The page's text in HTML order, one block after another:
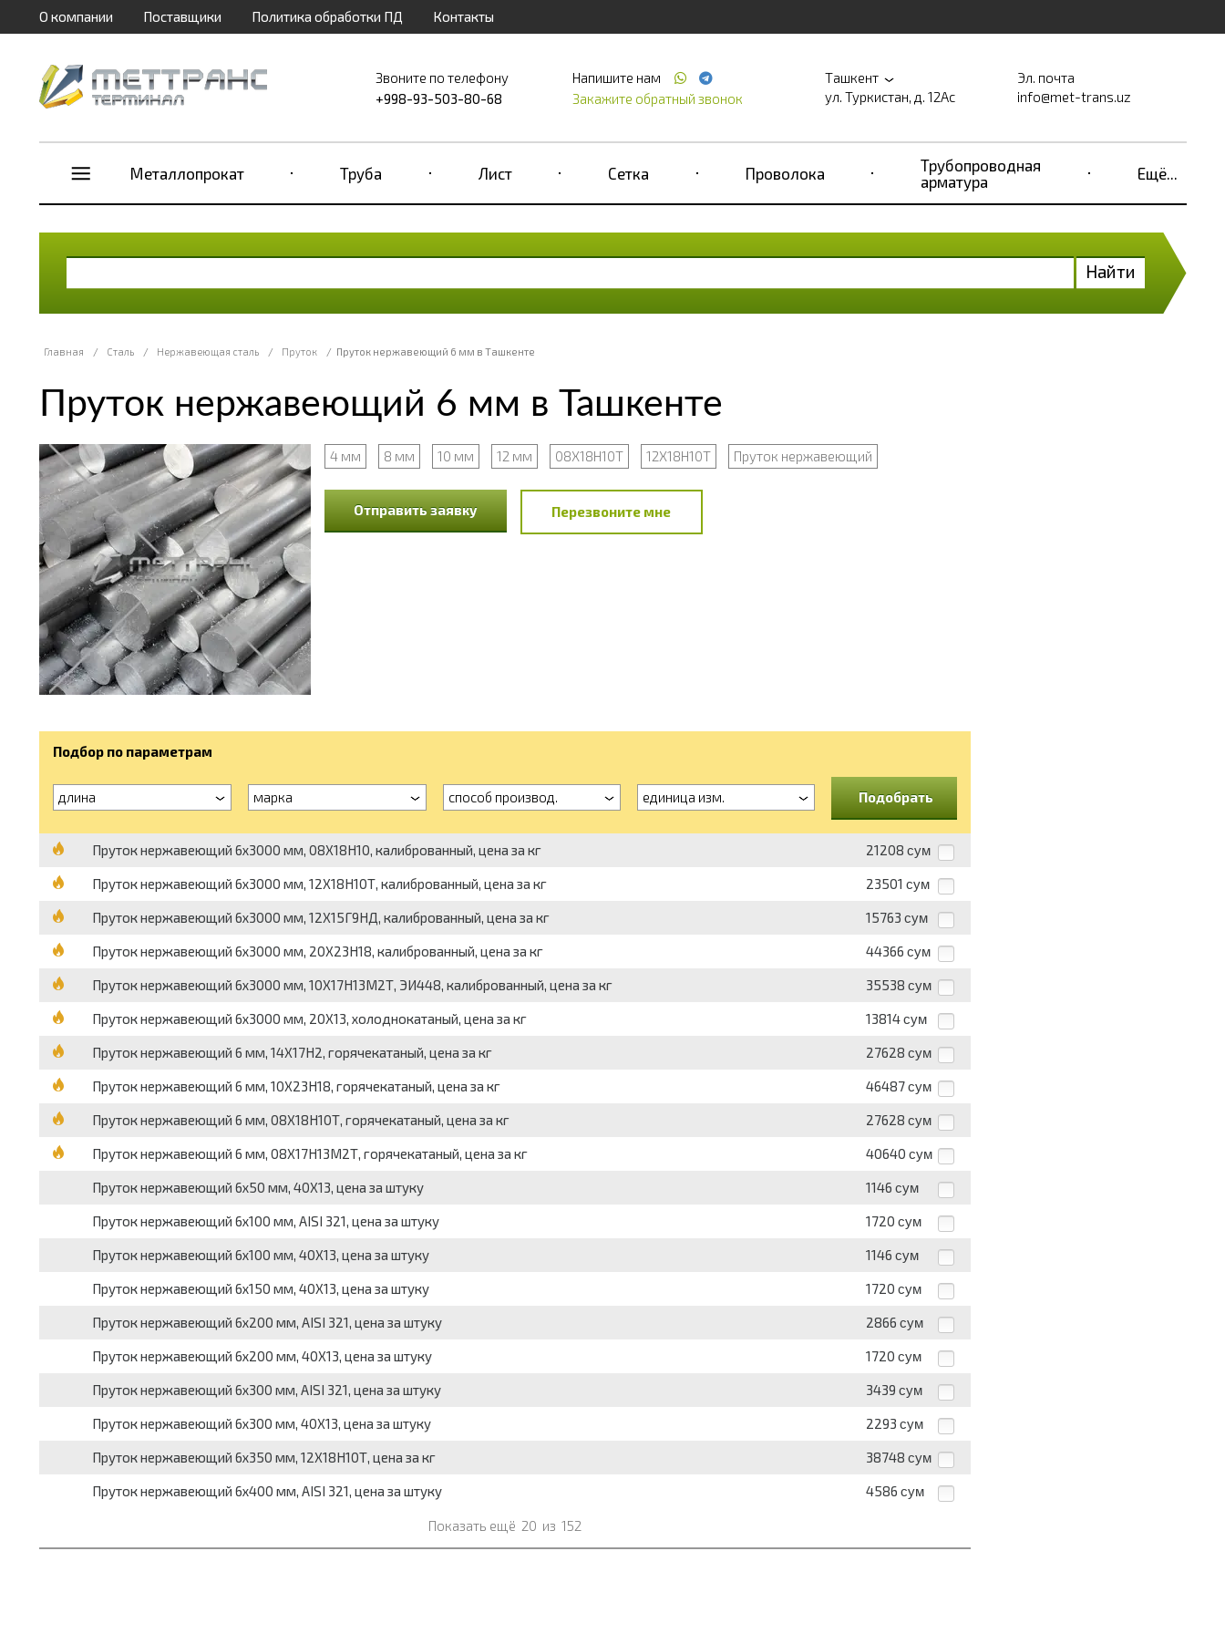
О компании Поставщики Политика обработки ПД Контакты
Звоните по телефону
+998-93-503-80-68
Напишите нам
Закажите обратный звонок
Ташкент
ул. Туркистан, д. 12Ас
Эл. почта
info@met-trans.uz
Металлопрокат Труба Лист Сетка Проволока
Трубопроводная
арматура
Ещё...
Найти
Главная / Сталь / Нержавеющая сталь / Пруток / Пруток нержавеющий 6 мм в Ташкенте
Пруток нержавеющий 6 мм в Ташкенте
4 мм 8 мм 10 мм 12 мм 08Х18Н10Т 12Х18Н10Т Пруток нержавеющий
Отправить заявку Перезвоните мне
Подбор по параметрам
длина марка способ производ. единица изм. Подобрать
Пруток нержавеющий 6х3000 мм, 08Х18Н10, калиброванный, цена за кг 21208 сум
Пруток нержавеющий 6х3000 мм, 12Х18Н10Т, калиброванный, цена за кг 23501 сум
Пруток нержавеющий 6х3000 мм, 12Х15Г9НД, калиброванный, цена за кг 15763 сум
Пруток нержавеющий 6х3000 мм, 20Х23Н18, калиброванный, цена за кг 44366 сум
Пруток нержавеющий 6х3000 мм, 10Х17Н13М2Т, ЭИ448, калиброванный, цена за кг 35538 сум
Пруток нержавеющий 6х3000 мм, 20Х13, холоднокатаный, цена за кг 13814 сум
Пруток нержавеющий 6 мм, 14Х17Н2, горячекатаный, цена за кг 27628 сум
Пруток нержавеющий 6 мм, 10Х23Н18, горячекатаный, цена за кг 46487 сум
Пруток нержавеющий 6 мм, 08Х18Н10Т, горячекатаный, цена за кг 27628 сум
Пруток нержавеющий 6 мм, 08Х17Н13М2Т, горячекатаный, цена за кг 40640 сум
Пруток нержавеющий 6х50 мм, 40Х13, цена за штуку 1146 сум
Пруток нержавеющий 6х100 мм, AISI 321, цена за штуку 1720 сум
Пруток нержавеющий 6х100 мм, 40Х13, цена за штуку 1146 сум
Пруток нержавеющий 6х150 мм, 40Х13, цена за штуку 1720 сум
Пруток нержавеющий 6х200 мм, AISI 321, цена за штуку 2866 сум
Пруток нержавеющий 6х200 мм, 40Х13, цена за штуку 1720 сум
Пруток нержавеющий 6х300 мм, AISI 321, цена за штуку 3439 сум
Пруток нержавеющий 6х300 мм, 40Х13, цена за штуку 2293 сум
Пруток нержавеющий 6х350 мм, 12Х18Н10Т, цена за кг 38748 сум
Пруток нержавеющий 6х400 мм, AISI 321, цена за штуку 4586 сум
Показать ещё 20 из 152